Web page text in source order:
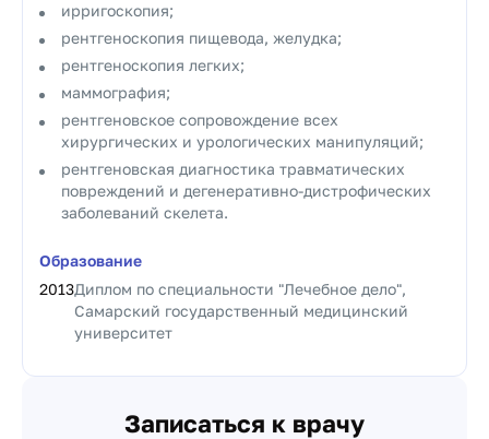
ирригоскопия;
рентгеноскопия пищевода, желудка;
рентгеноскопия легких;
маммография;
рентгеновское сопровождение всех
хирургических и урологических манипуляций;
рентгеновская диагностика травматических
повреждений и дегенеративно-дистрофических
заболеваний скелета.
Образование
2013Диплом по специальности "Лечебное дело",
Самарский государственный медицинский
университет
Записаться к врачу